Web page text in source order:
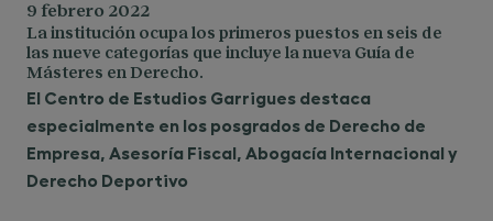
9 febrero 2022
La institución ocupa los primeros puestos en seis de
las nueve categorías que incluye la nueva Guía de
Másteres en Derecho.
El Centro de Estudios Garrigues destaca
especialmente en los posgrados de Derecho de
Empresa, Asesoría Fiscal, Abogacía Internacional y
Derecho Deportivo